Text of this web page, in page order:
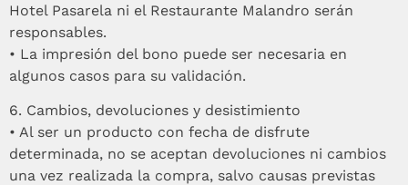
Hotel Pasarela ni el Restaurante Malandro serán
responsables.
•⁠ ⁠La impresión del bono puede ser necesaria en
algunos casos para su validación.
6.⁠ ⁠Cambios, devoluciones y desistimiento
•⁠ ⁠Al ser un producto con fecha de disfrute
determinada, no se aceptan devoluciones ni cambios
una vez realizada la compra, salvo causas previstas